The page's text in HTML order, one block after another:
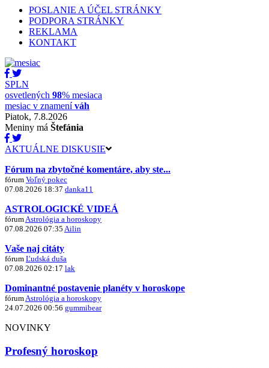
POSLANIE A ÚČEL STRÁNKY
PODPORA STRÁNKY
REKLAMA
KONTAKT
SPLN
osvetlených 98% mesiaca
mesiac v znameníváh
Piatok, 7.8.2026
Meniny má Štefánia
AKTUÁLNE DISKUSIE
Fórum na zbytočné komentáre, aby ste...
fórum Voľný pokec
07.08.2026 18:37 danka11
ASTROLOGICKÉ VIDEÁ
fórumAstrológia a horoskopy
07.08.2026 07:35 Ailin
Vaše naj citáty
fórum Ľudská duša
07.08.2026 02:17 lak
Dominantné postavenie planéty v horoskope
fórumAstrológia a horoskopy
24.07.2026 00:56 gummibear
NOVINKY
Profesný horoskop